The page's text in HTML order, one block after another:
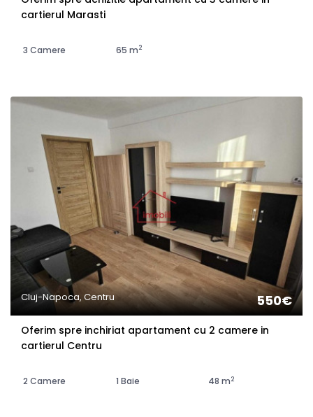
cartierul Marasti
3 Camere 65 m2
Cluj-Napoca, Centru 550€
Oferim spre inchiriat apartament cu 2 camere in
cartierul Centru
2 Camere 1 Baie 48 m2